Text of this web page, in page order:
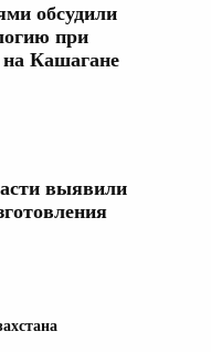
обсудили
при
на Кашагане
выявили